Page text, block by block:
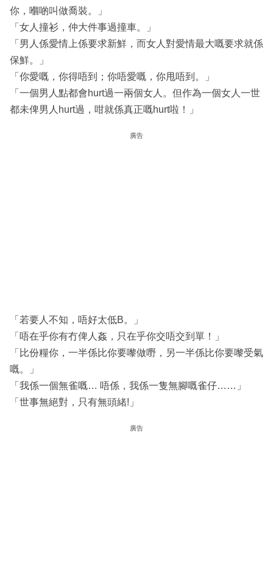
你，嗰啲叫做喬裝。」
「女人撞衫，仲大件事過撞車。」
「男人係愛情上係要求新鮮，而女人對愛情最大嘅要求就係
保鮮。」
「你愛嘅，你得唔到；你唔愛嘅，你甩唔到。」
「一個男人點都會hurt過一兩個女人。但作為一個女人一世
都未俾男人hurt過，咁就係真正嘅hurt啦！」
廣告
「若要人不知，唔好太低B。」
「唔在乎你有冇俾人姦，只在乎你交唔交到單！」
「比份糧你，一半係比你要嚟做嘢，另一半係比你要嚟受氣
嘅。」
「我係一個無雀嘅… 唔係，我係一隻無腳嘅雀仔……」
「世事無絕對，只有無頭緒!」
廣告